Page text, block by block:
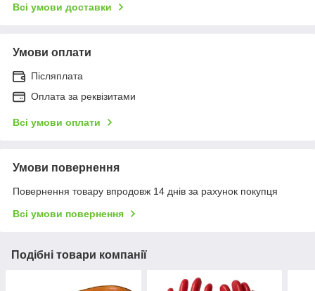
Всі умови доставки
Умови оплати
Післяплата
Оплата за реквізитами
Всі умови оплати
Умови повернення
Повернення товару впродовж 14 днів за рахунок покупця
Всі умови повернення
Подібні товари компанії